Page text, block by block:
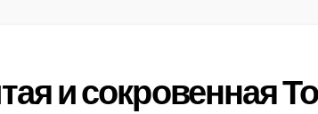
и сокровенная